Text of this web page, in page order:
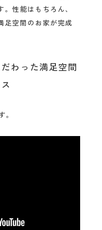
性能はもちろん、
足空間のお家が完成
わった満足空間